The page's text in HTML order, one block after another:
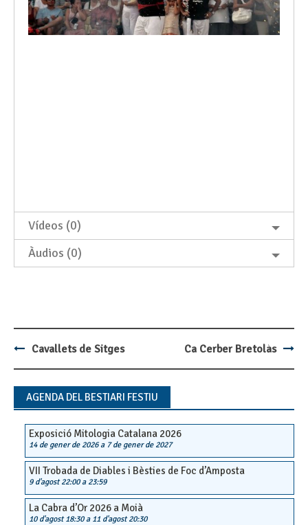
Vídeos (0)
Àudios (0)
Post
navigation
Cavallets de Sitges Ca Cerber Bretolàs
AGENDA DEL BESTIARI FESTIU
Exposició Mitologia Catalana 2026
14 de gener de 2026a 7 de gener de 2027
VII Trobada de Diables i Bèsties de Foc d’Amposta
9 d'agost 22:00a 23:59
La Cabra d’Or 2026 a Moià
10 d'agost 18:30a 11 d'agost 20:30